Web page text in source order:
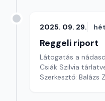
2025. 09. 29.
Reggeli riport
Látogatás a
Csiák Szilvia
Szerkesztő: Balázs